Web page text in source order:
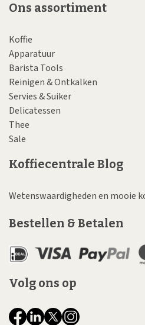
Ons assortiment
Koffie
Apparatuur
Barista Tools
Reinigen & Ontkalken
Servies & Suiker
Delicatessen
Thee
Sale
Koffiecentrale Blog
Wetenswaardigheden en mooie
Bestellen & Betalen
Volg ons op